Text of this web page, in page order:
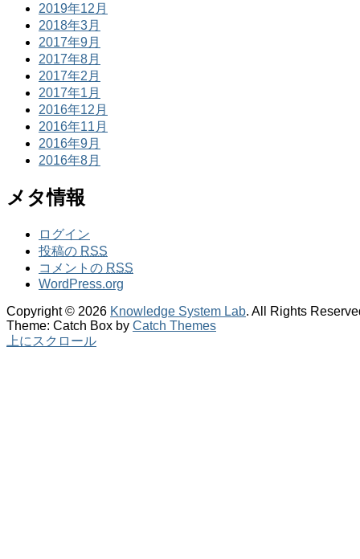
2019年12月
2018年3月
2017年9月
2017年8月
2017年2月
2017年1月
2016年12月
2016年11月
2016年9月
2016年8月
メタ情報
ログイン
投稿の RSS
コメントの RSS
WordPress.org
Copyright © 2026 Knowledge System Lab. All Rights
Theme: Catch Box by Catch Themes
上にスクロール